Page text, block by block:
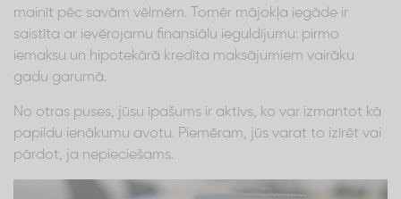
mainīt pēc savām vēlmēm. Tomēr mājokļa iegāde ir
saistīta ar ievērojamu finansiālu ieguldījumu: pirmo
iemaksu un hipotekārā kredīta maksājumiem vairāku
gadu garumā.
No otras puses, jūsu īpašums ir aktīvs, ko var izmantot kā
papildu ienākumu avotu. Piemēram, jūs varat to izīrēt vai
pārdot, ja nepieciešams.